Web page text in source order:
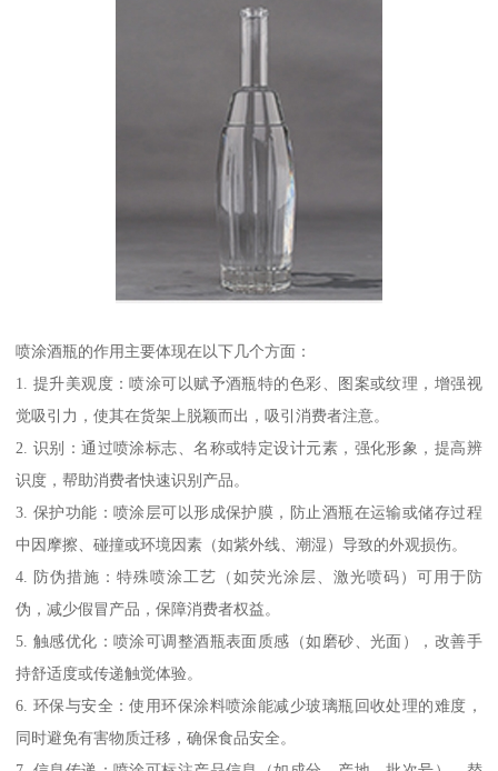
喷涂酒瓶的作用主要体现在以下几个方面：
1. 提升美观度：喷涂可以赋予酒瓶特的色彩、图案或纹理，增强视
觉吸引力，使其在货架上脱颖而出，吸引消费者注意。
2. 识别：通过喷涂标志、名称或特定设计元素，强化形象，提高辨
识度，帮助消费者快速识别产品。
3. 保护功能：喷涂层可以形成保护膜，防止酒瓶在运输或储存过程
中因摩擦、碰撞或环境因素（如紫外线、潮湿）导致的外观损伤。
4. 防伪措施：特殊喷涂工艺（如荧光涂层、激光喷码）可用于防
伪，减少假冒产品，保障消费者权益。
5. 触感优化：喷涂可调整酒瓶表面质感（如磨砂、光面），改善手
持舒适度或传递触觉体验。
6. 环保与安全：使用环保涂料喷涂能减少玻璃瓶回收处理的难度，
同时避免有害物质迁移，确保食品安全。